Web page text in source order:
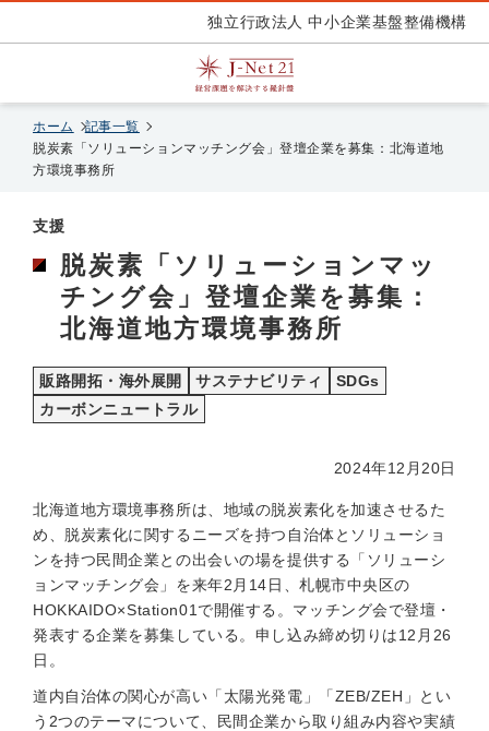
独立行政法人 中小企業基盤整備機構
ホーム
記事一覧
脱炭素「ソリューションマッチング会」登壇企業を募集：北海道地
方環境事務所
支援
脱炭素「ソリューションマッ
チング会」登壇企業を募集：
北海道地方環境事務所
販路開拓・海外展開 サステナビリティ
SDGs
カーボンニュートラル
2024年12月20日
北海道地方環境事務所は、地域の脱炭素化を加速させるた
め、脱炭素化に関するニーズを持つ自治体とソリューショ
ンを持つ民間企業との出会いの場を提供する「ソリューシ
ョンマッチング会」を来年2月14日、札幌市中央区の
HOKKAIDO×Station01で開催する。マッチング会で登壇・
発表する企業を募集している。申し込み締め切りは12月26
日。
道内自治体の関心が高い「太陽光発電」「ZEB/ZEH」とい
う2つのテーマについて、民間企業から取り組み内容や実績